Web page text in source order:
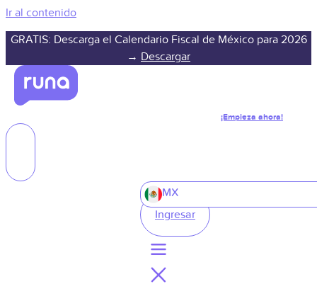
Ir al contenido
GRATIS: Descarga el Calendario Fiscal de México para 2026
→ Descargar
¡Empieza ahora!
MX
Ingresar